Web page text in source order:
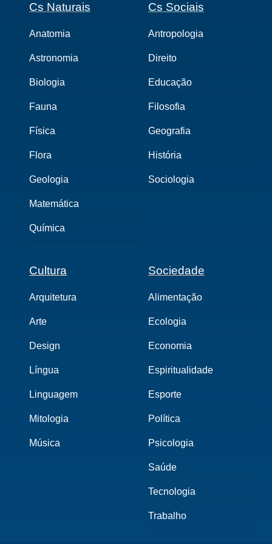
Cs Naturais
Anatomia
Astronomia
Biologia
Fauna
Física
Flora
Geologia
Matemática
Química
Cs Sociais
Antropologia
Direito
Educação
Filosofia
Geografia
História
Sociologia
Cultura
Arquitetura
Arte
Design
Língua
Linguagem
Mitologia
Música
Sociedade
Alimentação
Ecologia
Economia
Espiritualidade
Esporte
Política
Psicologia
Saúde
Tecnologia
Trabalho